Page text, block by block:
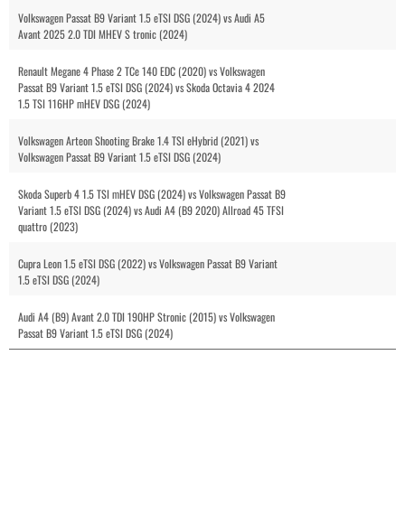
Volkswagen Passat B9 Variant 1.5 eTSI DSG (2024) vs Audi A5
Avant 2025 2.0 TDI MHEV S tronic (2024)
Renault Megane 4 Phase 2 TCe 140 EDC (2020) vs Volkswagen
Passat B9 Variant 1.5 eTSI DSG (2024) vs Skoda Octavia 4 2024
1.5 TSI 116HP mHEV DSG (2024)
Volkswagen Arteon Shooting Brake 1.4 TSI eHybrid (2021) vs
Volkswagen Passat B9 Variant 1.5 eTSI DSG (2024)
Skoda Superb 4 1.5 TSI mHEV DSG (2024) vs Volkswagen Passat B9
Variant 1.5 eTSI DSG (2024) vs Audi A4 (B9 2020) Allroad 45 TFSI
quattro (2023)
Cupra Leon 1.5 eTSI DSG (2022) vs Volkswagen Passat B9 Variant
1.5 eTSI DSG (2024)
Audi A4 (B9) Avant 2.0 TDI 190HP Stronic (2015) vs Volkswagen
Passat B9 Variant 1.5 eTSI DSG (2024)